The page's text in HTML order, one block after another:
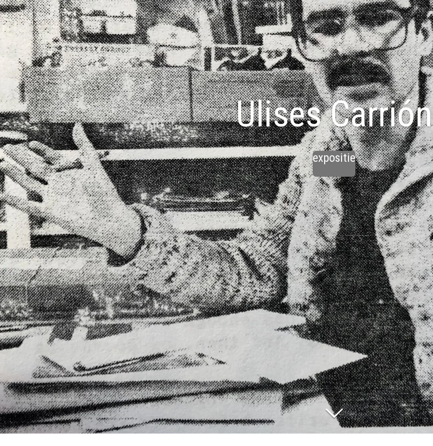
Ulises Carrión
expositie